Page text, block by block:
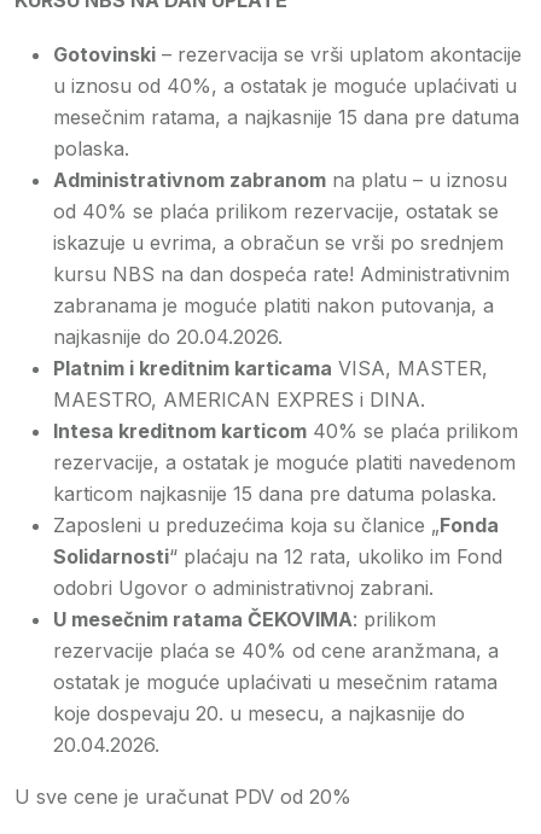
Gotovinski – rezervacija se vrši uplatom akontacije
u iznosu od 40%, a ostatak je moguće uplaćivati u
mesečnim ratama, a najkasnije 15 dana pre datuma
polaska.
Administrativnom zabranom na platu – u iznosu
od 40% se plaća prilikom rezervacije, ostatak se
iskazuje u evrima, a obračun se vrši po srednjem
kursu NBS na dan dospeća rate! Administrativnim
zabranama je moguće platiti nakon putovanja, a
najkasnije do 20.04.2026.
Platnim i kreditnim karticama VISA, MASTER,
MAESTRO, AMERICAN EXPRES i DINA.
Intesa kreditnom karticom 40% se plaća prilikom
rezervacije, a ostatak je moguće platiti navedenom
karticom najkasnije 15 dana pre datuma polaska.
Zaposleni u preduzećima koja su članice „Fonda
Solidarnosti“ plaćaju na 12 rata, ukoliko im Fond
odobri Ugovor o administrativnoj zabrani.
U mesečnim ratama ČEKOVIMA: prilikom
rezervacije plaća se 40% od cene aranžmana, a
ostatak je moguće uplaćivati u mesečnim ratama
koje dospevaju 20. u mesecu, a najkasnije do
20.04.2026.
U sve cene je uračunat PDV od 20%